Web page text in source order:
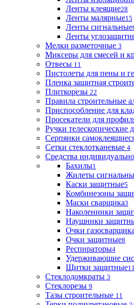
Ленты клеящие28
Ленты малярные15
Ленты сигнальные
Ленты
Мелки разметочные 3
Миксеры для смесей и
Отвесы 11
Пистолеты для пены и
Пленка защитная
Плиткорезы 22
Правила строительные
Приспособление для
Просекатели для
Ручки телескопические
Серпянки
Сетки стеклотканевые 4
Средства
Бахилы1
Жилеты
Каски защитные5
Комбинезоны
Маски сварщика3
Наколенники
Наушники
Очки газосварщика
Очки защитные8
Респираторы4
Удерживающие
Щитки защитные11
Стеклодомкраты 3
Стеклорезы 9
Тазы строительные 11